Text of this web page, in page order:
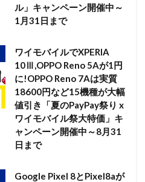
ル」キャンペーン開催中～
1月31日まで
ワイモバイルでXPERIA
10Ⅲ,OPPO Reno 5Aが1円
に!OPPO Reno 7Aは実質
18600円など15機種が大幅
値引き「夏のPayPay祭り x
ワイモバイル祭大特価」キ
ャンペーン開催中～8月31
日まで
Google Pixel 8とPixel8aが